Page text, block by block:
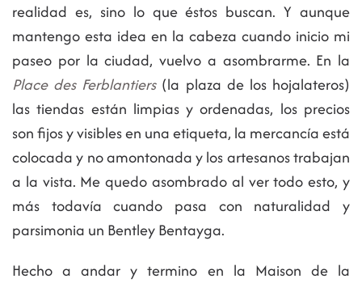
realidad es, sino lo que éstos buscan. Y aunque
mantengo esta idea en la cabeza cuando inicio mi
paseo por la ciudad, vuelvo a asombrarme. En la
Place des Ferblantiers(la plaza de los hojalateros)
las tiendas están limpias y ordenadas, los precios
son fijos y visibles en una etiqueta, la mercancía está
colocada y no amontonada y los artesanos trabajan
a la vista. Me quedo asombrado al ver todo esto, y
más todavía cuando pasa con naturalidad y
parsimonia un Bentley Bentayga.
Hecho a andar y termino en la Maison de la